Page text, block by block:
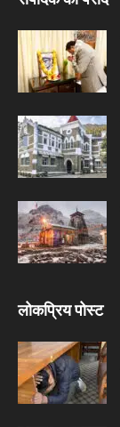
लोकप्रिय पोस्ट